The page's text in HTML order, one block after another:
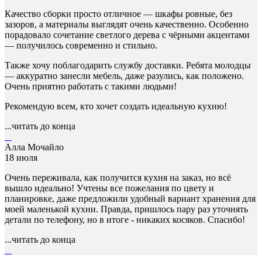
Качество сборки просто отличное — шкафы ровные, без
зазоров, а материалы выглядят очень качественно. Особенно
порадовало сочетание светлого дерева с чёрными акцентами
— получилось современно и стильно.
Также хочу поблагодарить службу доставки. Ребята молодцы
— аккуратно занесли мебель, даже разулись, как положено.
Очень приятно работать с такими людьми!
Рекомендую всем, кто хочет создать идеальную кухню!
...читать до конца
Алла Мочайло
18 июля
Очень переживала, как получится кухня на заказ, но всё
вышло идеально! Учтены все пожелания по цвету и
планировке, даже предложили удобный вариант хранения для
моей маленькой кухни. Правда, пришлось пару раз уточнять
детали по телефону, но в итоге - никаких косяков. Спасибо!
...читать до конца